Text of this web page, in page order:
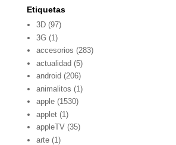
Etiquetas
3D (97)
3G (1)
accesorios (283)
actualidad (5)
android (206)
animalitos (1)
apple (1530)
applet (1)
appleTV (35)
arte (1)